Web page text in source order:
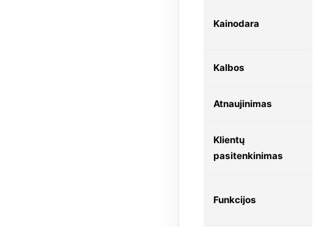
Kainodara
Kalbos
Atnaujinimas
Klientų
pasitenkinimas
Funkcijos